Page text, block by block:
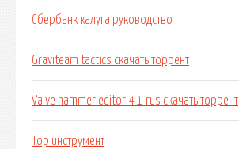
Сбербанк калуга руководство
Graviteam tactics скачать торрент
Valve hammer editor 4 1 rus скачать торрент
Тор инструмент